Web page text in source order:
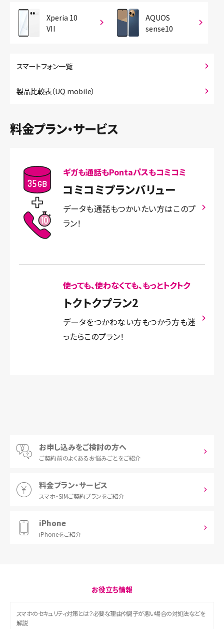
Xperia 10
VII
AQUOS
sense10
スマートフォン一覧
製品比較表（UQ mobile）
料金プラン・サービス
ギガも通話もPontaパスもコミコミ
コミコミプランバリュー
データも通話もつかいたい方はこのプ
ラン！
使っても、使わなくても、もっとトクトク
トクトクプラン2
データをつかわない方もつかう方も迷
ったらこのプラン！
お申し込みをご検討の方へ
ご契約前のよくあるお悩みごとをご紹介
料金プラン・サービス
スマホ・SIMご契約プランをご紹介
iPhone
iPhoneをご紹介
お役立ち情報
スマホのセキュリティ対策とは？必要な理由や調子が悪い場合の対処法などを
解説